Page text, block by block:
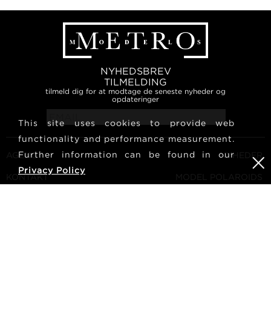
NYHEDSBREV
TILMELDING
tilmeld dig for at modtage de seneste nyheder og
opdateringer
AGENCY
KONTAKT
NYHEDER
MODEL POLAROIDS
This site uses cookies to provide web
functionality and performance measurement.
Further information can be found in our
Privacy Policy